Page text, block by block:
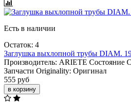
Есть в наличии
Остаток: 4
Заглушка выхлопной трубы DIAM.
Производитель: ARIETE Состояние
Запчасти Originality: Оригинал
555 руб
в корзину